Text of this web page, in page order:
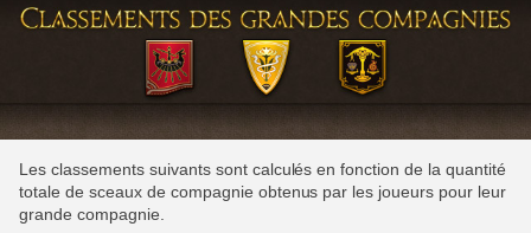
Les classements suivants sont calculés en fonction de la quantité
totale de sceaux de compagnie obtenus par les joueurs pour leur
grande compagnie.